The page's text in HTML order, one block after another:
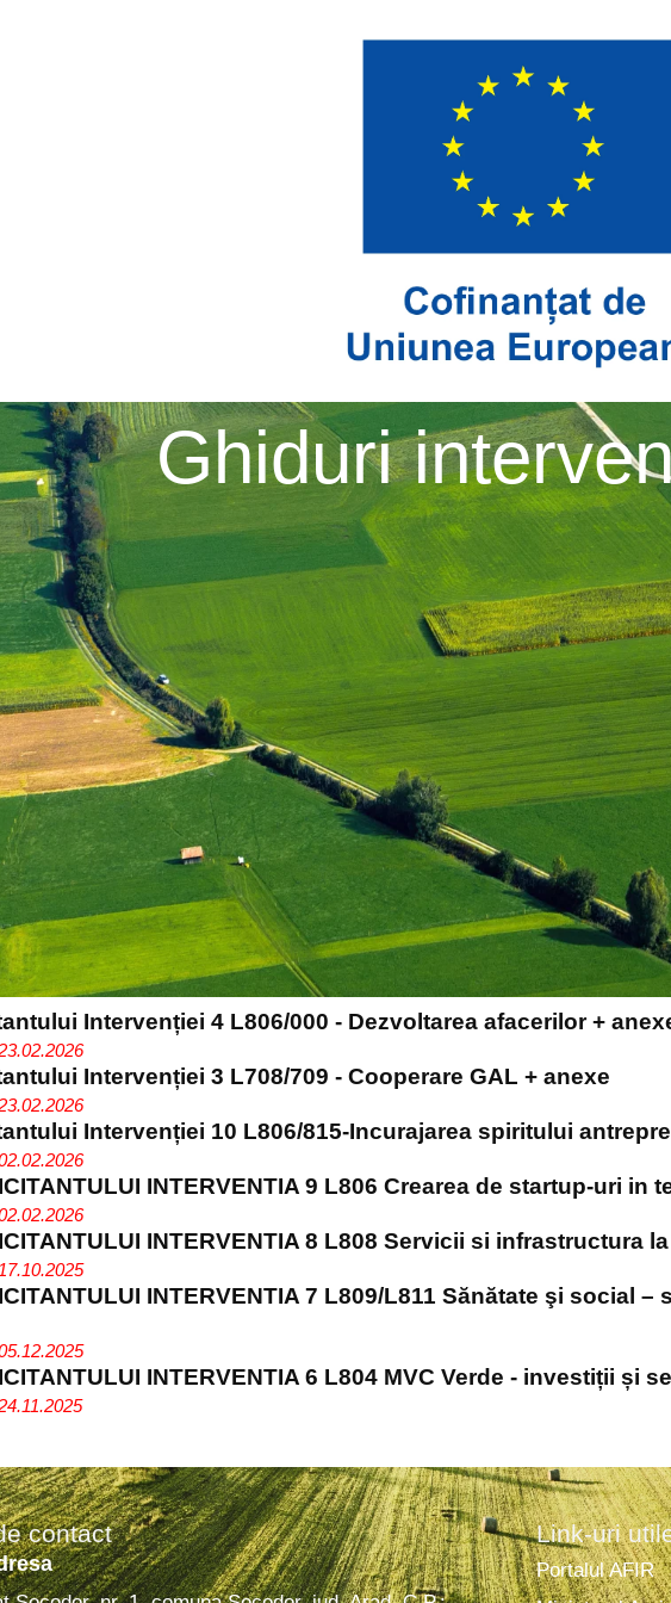
Ghiduri
Intervenției 4 L806/000 - Dezvoltarea afacerilor +
Intervenției 3 L708/709 - Cooperare GAL + anexe
Intervenției 10 L806/815-Incurajarea spiritului
INTERVENTIA 9 L806 Crearea de startup-uri in
INTERVENTIA 8 L808 Servicii si infrastructura
INTERVENTIA 7 L809/L811 Sănătate şi social
INTERVENTIA 6 L804 MVC Verde - investiții și
contact Link-uri
Portalul AFIR